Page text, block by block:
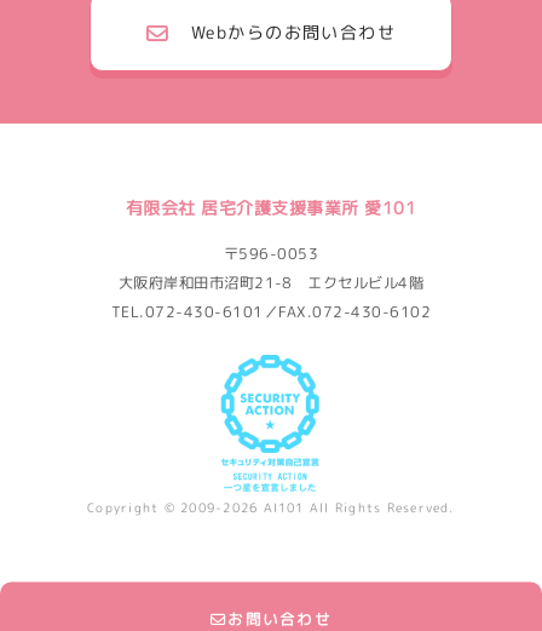
Webからのお問い合わせ
有限会社 居宅介護支援事業所 愛101
〒596-0053
大阪府岸和田市沼町21-8 エクセルビル4階
TEL.072-430-6101／FAX.072-430-6102
Copyright © 2009-2026 AI101 All Rights Reserved.
お問い合わせ